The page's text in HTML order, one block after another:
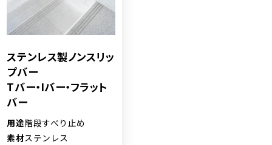
ステンレス製ノンスリッ
プバー
Tバー・Iバー・フラット
バー
用途階段すべり止め
素材ステンレス